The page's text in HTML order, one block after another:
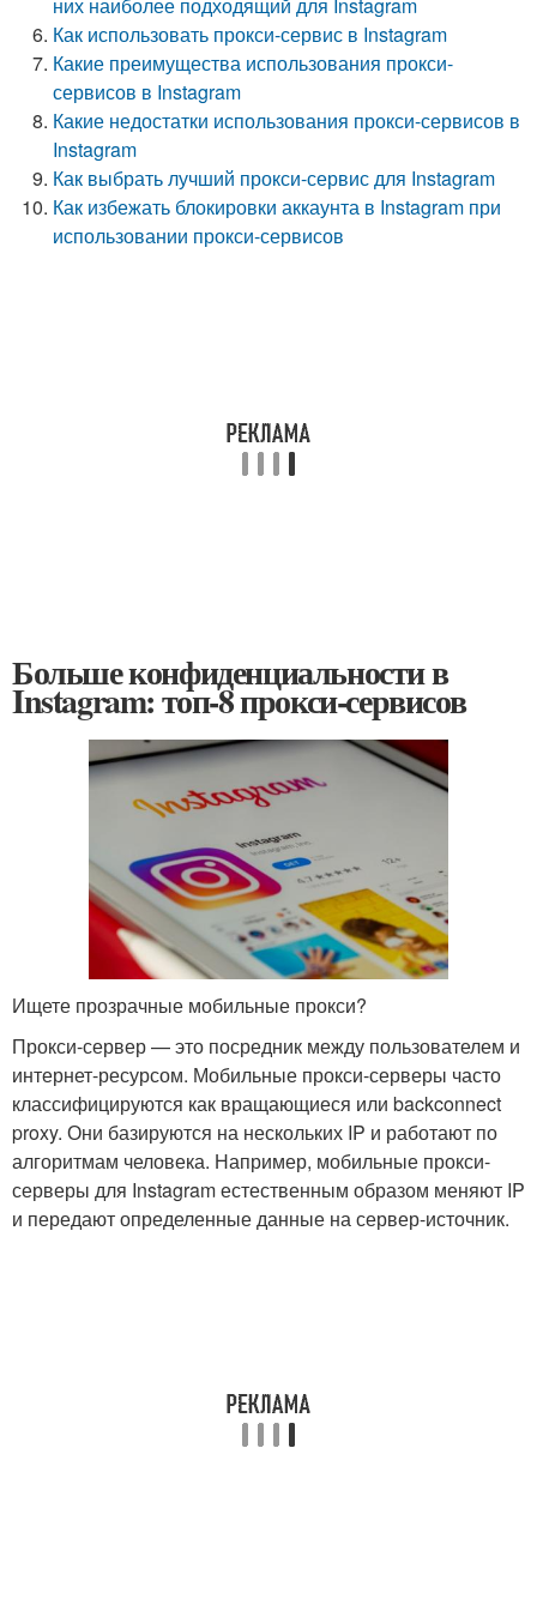
Как использовать прокси-сервис в Instagram
Какие преимущества использования прокси-
сервисов в Instagram
Какие недостатки использования прокси-сервисов в
Instagram
Как выбрать лучший прокси-сервис для Instagram
Как избежать блокировки аккаунта в Instagram при
использовании прокси-сервисов
Больше конфиденциальности в
Instagram: топ-8 прокси-сервисов
Ищете прозрачные мобильные прокси?
Прокси-сервер — это посредник между пользователем и
интернет-ресурсом. Мобильные прокси-серверы часто
классифицируются как вращающиеся или backconnect
proxy. Они базируются на нескольких IP и работают по
алгоритмам человека. Например, мобильные прокси-
серверы для Instagram естественным образом меняют IP
и передают определенные данные на сервер-источник.